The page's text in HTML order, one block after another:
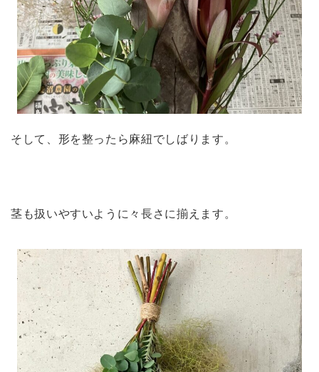
そして、形を整ったら麻紐でしばります。
茎も扱いやすいように々長さに揃えます。